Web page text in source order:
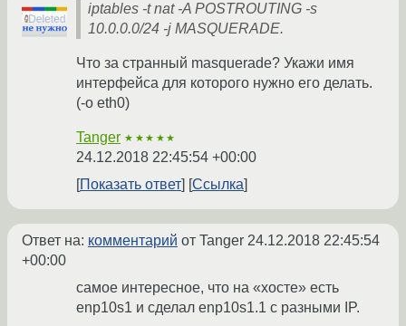
iptables -t nat -A POSTROUTING -s
10.0.0.0/24 -j MASQUERADE.
Что за странный masquerade? Укажи имя
интерфейса для которого нужно его делать.
(-o eth0)
Tanger ★★★★★
24.12.2018 22:45:54 +00:00
Показать ответ
Ссылка
Ответ на: комментарий от Tanger 24.12.2018 22:45:54
+00:00
самое интересное, что на «хосте» есть
enp10s1 и сделал enp10s1.1 с разными IP.